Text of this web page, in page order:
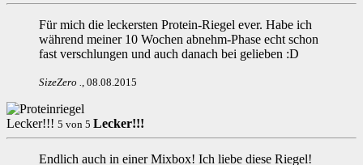
Für mich die leckersten Protein-Riegel ever. Habe ich
während meiner 10 Wochen abnehm-Phase echt schon
fast verschlungen und auch danach bei gelieben :D
SizeZero ., 08.08.2015
Lecker!!! 5 von 5 Lecker!!!
Endlich auch in einer Mixbox! Ich liebe diese Riegel!